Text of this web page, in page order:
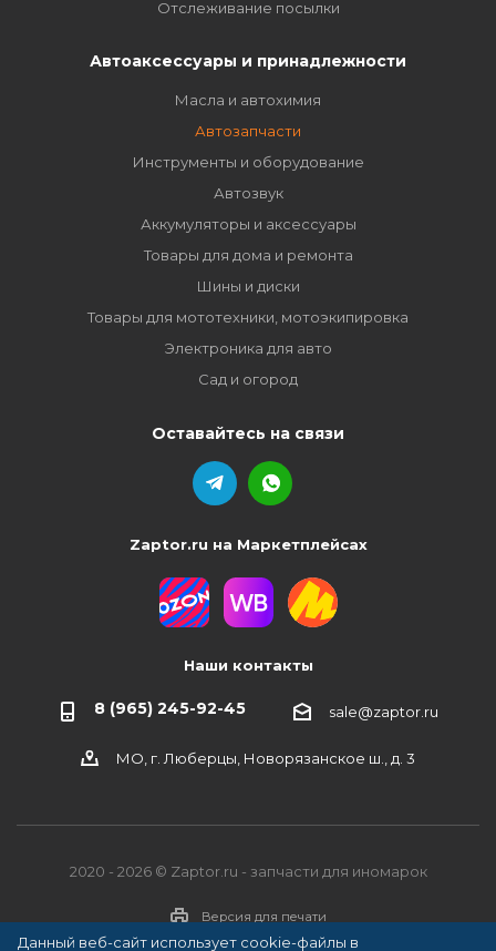
Отслеживание посылки
Автоаксессуары и принадлежности
Масла и автохимия
Автозапчасти
Инструменты и оборудование
Автозвук
Аккумуляторы и аксессуары
Товары для дома и ремонта
Шины и диски
Товары для мототехники, мотоэкипировка
Электроника для авто
Сад и огород
Оставайтесь на связи
Zaptor.ru на Маркетплейсах
Наши контакты
8 (965) 245-92-45 sale@zaptor.ru
МО, г. Люберцы, Новорязанское ш., д. 3
2020 - 2026 © Zaptor.ru - запчасти для иномарок
Версия для печати
Данный веб-сайт использует cookie-файлы в